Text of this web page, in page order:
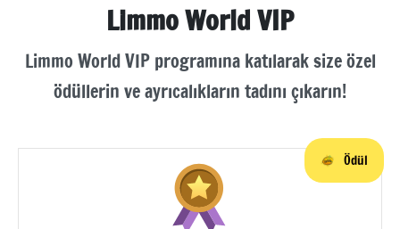
Limmo World VIP
Limmo World VIP programına katılarak size özel
ödüllerin ve ayrıcalıkların tadını çıkarın!
Ödül